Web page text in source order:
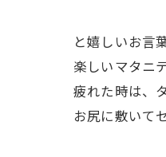
と嬉しいお言
楽しいマタニ
疲れた時は、
お尻に敷いて